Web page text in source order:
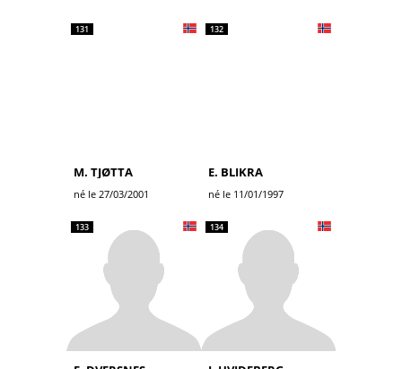
131
M. TJØTTA
né le 27/03/2001
132
E. BLIKRA
né le 11/01/1997
133 134